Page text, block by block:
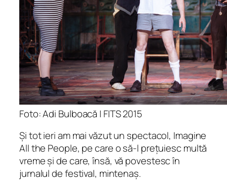
Foto: Adi Bulboacă | FITS 2015
Și tot ieri am mai văzut un spectacol, Imagine
All the People, pe care o să-l prețuiesc multă
vreme și de care, însă, vă povestesc în
jurnalul de festival, mintenaș.